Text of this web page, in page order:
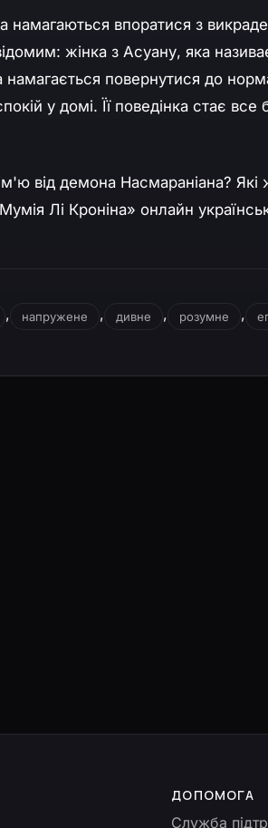
намагаються впоратися з
жінка з Асуану, яка
повернутися до
у домі. Її поведінка стає все
від демона Насмараніана? Які
Лі Кроніна» онлайн
, напружене , дивне , розумне ,
ДОПОМОГА
Служба